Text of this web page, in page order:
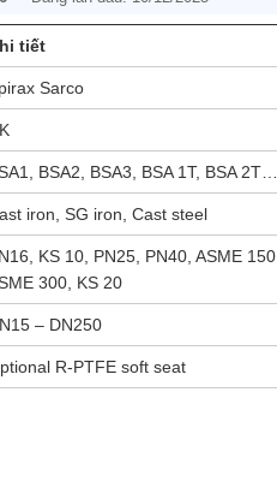
tiết
Sarco
BSA2, BSA3, BSA 1T, BSA 2T…
iron, SG iron, Cast steel
KS 10, PN25, PN40, ASME 150,
300, KS 20
– DN250
R-PTFE soft seat